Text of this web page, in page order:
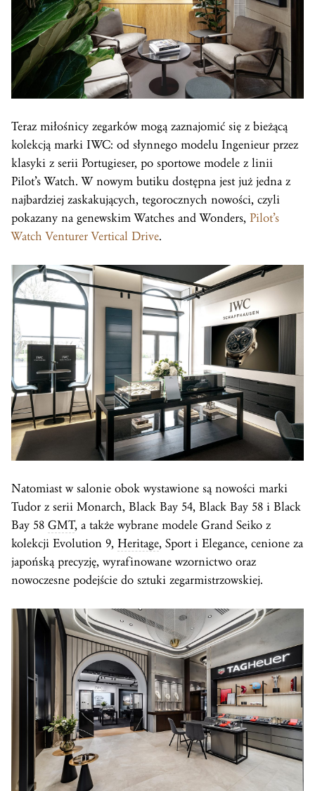
Teraz miłośnicy zegarków mogą zaznajomić się z bieżącą
kolekcją marki IWC: od słynnego modelu Ingenieur przez
klasyki z serii Portugieser, po sportowe modele z linii
Pilot’s Watch. W nowym butiku dostępna jest już jedna z
najbardziej zaskakujących, tegorocznych nowości, czyli
pokazany na genewskim Watches and Wonders, Pilot’s
Watch Venturer Vertical Drive.
Natomiast w salonie obok wystawione są nowości marki
Tudor z serii Monarch, Black Bay 54, Black Bay 58 i Black
Bay 58 GMT, a także wybrane modele Grand Seiko z
kolekcji Evolution 9, Heritage, Sport i Elegance, cenione za
japońską precyzję, wyrafinowane wzornictwo oraz
nowoczesne podejście do sztuki zegarmistrzowskiej.